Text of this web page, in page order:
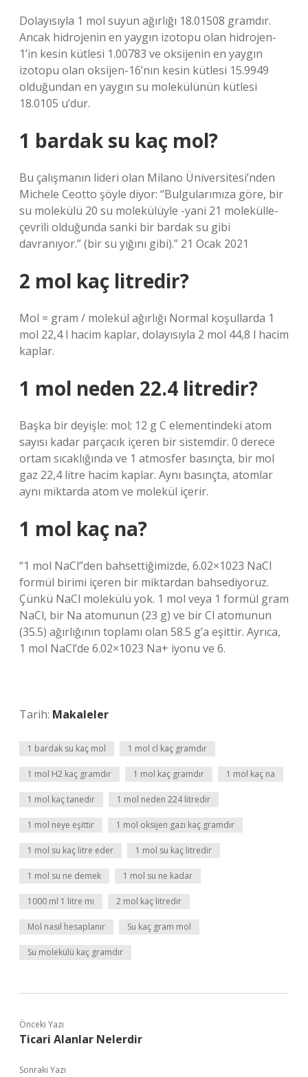
Dolayısıyla 1 mol suyun ağırlığı 18.01508 gramdır.
Ancak hidrojenin en yaygın izotopu olan hidrojen-
1’in kesin kütlesi 1.00783 ve oksijenin en yaygın
izotopu olan oksijen-16’nın kesin kütlesi 15.9949
olduğundan en yaygın su molekülünün kütlesi
18.0105 u’dur.
1 bardak su kaç mol?
Bu çalışmanın lideri olan Milano Üniversitesi’nden
Michele Ceotto şöyle diyor: “Bulgularımıza göre, bir
su molekülü 20 su molekülüyle -yani 21 molekülle-
çevrili olduğunda sanki bir bardak su gibi
davranıyor.” (bir su yığını gibi).” 21 Ocak 2021
2 mol kaç litredir?
Mol = gram / molekül ağırlığı Normal koşullarda 1
mol 22,4 l hacim kaplar, dolayısıyla 2 mol 44,8 l hacim
kaplar.
1 mol neden 22.4 litredir?
Başka bir deyişle: mol; 12 g C elementindeki atom
sayısı kadar parçacık içeren bir sistemdir. 0 derece
ortam sıcaklığında ve 1 atmosfer basınçta, bir mol
gaz 22,4 litre hacim kaplar. Aynı basınçta, atomlar
aynı miktarda atom ve molekül içerir.
1 mol kaç na?
“1 mol NaCl”den bahsettiğimizde, 6.02×1023 NaCl
formül birimi içeren bir miktardan bahsediyoruz.
Çünkü NaCl molekülü yok. 1 mol veya 1 formül gram
NaCl, bir Na atomunun (23 g) ve bir Cl atomunun
(35.5) ağırlığının toplamı olan 58.5 g’a eşittir. Ayrıca,
1 mol NaCl’de 6.02×1023 Na+ iyonu ve 6.
Tarih: Makaleler
1 bardak su kaç mol 1 mol cl kaç gramdır
1 mol H2 kaç gramdır 1 mol kaç gramdır 1 mol kaç na
1 mol kaç tanedir 1 mol neden 224 litredir
1 mol neye eşittir 1 mol oksijen gazı kaç gramdır
1 mol su kaç litre eder 1 mol su kaç litredir
1 mol su ne demek 1 mol su ne kadar
1000 ml 1 litre mi 2 mol kaç litredir
Mol nasıl hesaplanır Su kaç gram mol
Su molekülü kaç gramdır
Önceki Yazı
Ticari Alanlar Nelerdir
Sonraki Yazı